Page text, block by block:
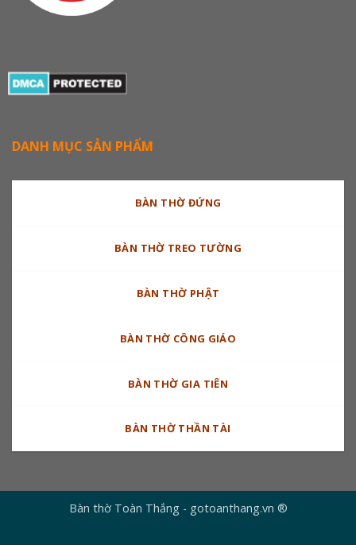
DANH MỤC SẢN PHẨM
BÀN THỜ ĐỨNG
BÀN THỜ TREO TƯỜNG
BÀN THỜ PHẬT
BÀN THỜ CÔNG GIÁO
BÀN THỜ GIA TIÊN
BÀN THỜ THẦN TÀI
Bàn thờ Toàn Thắng - gotoanthang.vn ®